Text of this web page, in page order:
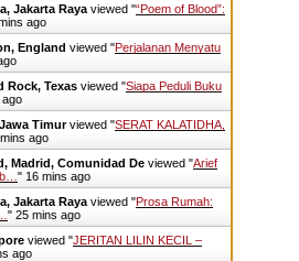
Jakarta Raya viewed "“Poem of Blood”:
ago
England viewed "Perjalanan Menyatu
Rock, Texas viewed "Siapa Peduli Buku
ago
Timurviewed "SERAT KALATIDHA,
ago
Madrid, Comunidad De viewed "Arief
" 16 mins ago
Jakarta Raya viewed "Prosa Rumah:
" 25 mins ago
viewed "JERITAN LILIN KECIL –
ago